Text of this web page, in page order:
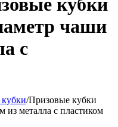
кубки
чаши
с
/Призовые кубки
металла с пластиком